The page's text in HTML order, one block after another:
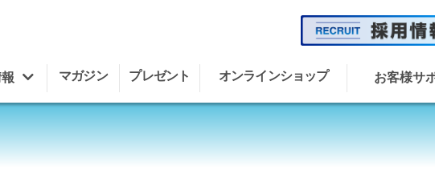
マガジン プレゼント オンラインショップ お客様サ